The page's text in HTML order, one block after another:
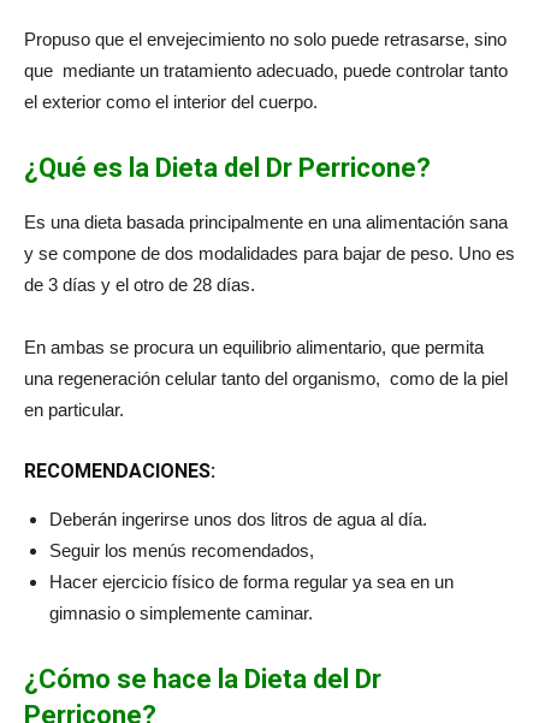
Propuso que el envejecimiento no solo puede retrasarse, sino
que mediante un tratamiento adecuado, puede controlar tanto
el exterior como el interior del cuerpo.
¿Qué es la Dieta del Dr Perricone?
Es una dieta basada principalmente en una alimentación sana
y se compone de dos modalidades para bajar de peso. Uno es
de 3 días y el otro de 28 días.
En ambas se procura un equilibrio alimentario, que permita
una regeneración celular tanto del organismo, como de la piel
en particular.
RECOMENDACIONES:
Deberán ingerirse unos dos litros de agua al día.
Seguir los menús recomendados,
Hacer ejercicio físico de forma regular ya sea en un
gimnasio o simplemente caminar.
¿Cómo se hace la Dieta del Dr
Perricone?